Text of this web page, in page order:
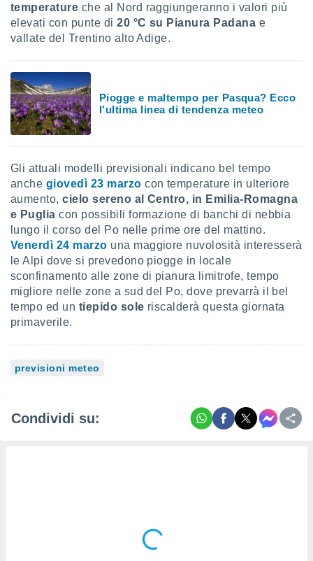
degli
il
di
per la
dei
del
temperature che al Nord raggiungeranno i valori più
elevati con punte di20 °C su Pianura Padana e
vallate del Trentino alto Adige.
Piogge e maltempo per Pasqua? Ecco
l'ultima linea di tendenza meteo
Gli attuali modelli previsionali indicano bel tempo
anche giovedì 23 marzo con temperature in ulteriore
aumento,cielo sereno al Centro, in Emilia-Romagna
e Puglia con possibili formazione di banchi di nebbia
lungo il corso del Po nelle prime ore del mattino.
Venerdì 24 marzo una maggiore nuvolosità interesserà
le Alpi dove si prevedono piogge in locale
sconfinamento alle zone di pianura limitrofe, tempo
migliore nelle zone a sud del Po, dove prevarrà il bel
tempo ed un tiepido sole riscalderà questa giornata
primaverile.
previsioni meteo
Condividi su: